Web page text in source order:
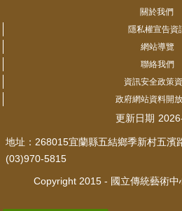
關於我們
隱私權宣告資
網站導覽
聯絡我們
資訊安全政策
政府網站資料開
更新日期
地址：268015宜蘭縣五結鄉季新村五
(03)970-5815
Copyright 2015 - 國立傳統藝術